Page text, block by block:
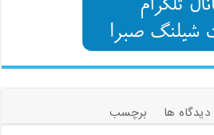
دیدگاه ها
برچسب